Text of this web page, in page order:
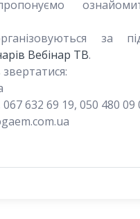
за
Вебінар ТВ.
звертатися:
632 69 19, 050 480 09